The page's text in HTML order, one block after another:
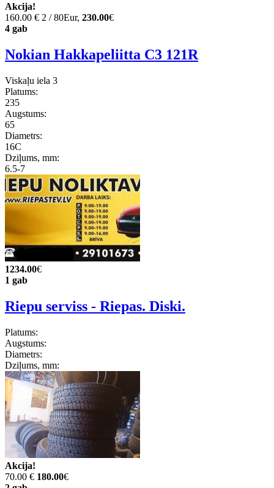
Akcija!
160.00 € 2 / 80Eur, 230.00€
4 gab
Nokian Hakkapeliitta C3 121R
Viskaļu iela 3
Platums:
235
Augstums:
65
Diametrs:
16C
Dziļums, mm:
6.5-7
1234.00€
1 gab
Riepu serviss - Riepas. Diski.
Platums:
Augstums:
Diametrs:
Dziļums, mm:
Akcija!
70.00 € 180.00€